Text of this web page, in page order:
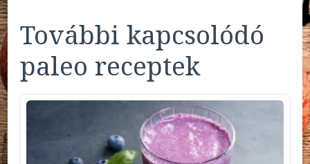
További kapcsolódó
paleo receptek